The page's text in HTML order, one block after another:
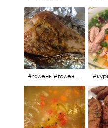
#голень #голеньиндейки #голеньиндейкивфольге #индейка #завтрак #еда #мясо